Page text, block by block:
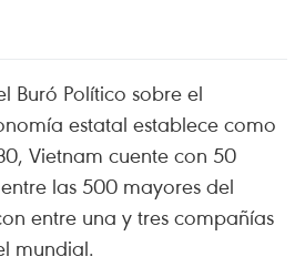
Buró Político sobre el
estatal establece como
Vietnam cuente con 50
las 500 mayores del
entre una y tres compañías
mundial.